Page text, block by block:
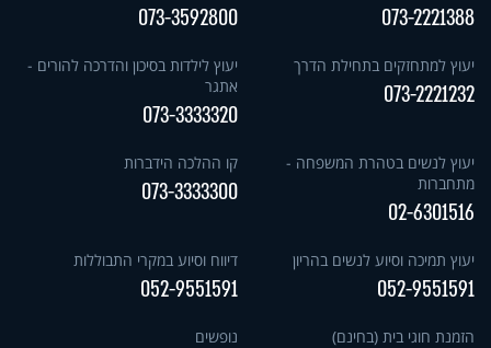
073-2221388
073-3592800
יעוץ למתחזקים בתחילת הדרך
073-2221232
יעוץ לילדות בסיכון והדרכה להורים -
אתגר
073-3333320
יעוץ לנשים בטהרת המשפחה -
מתחברות
02-6301516
קו ההלכה הידברות
073-3333300
יעוץ תמיכה וסיוע לנשים בהריון
052-9551591
דיווח וסיוע במקרי התבוללות
052-9551591
הזמנת חוגי בית (בחינם) נופשים